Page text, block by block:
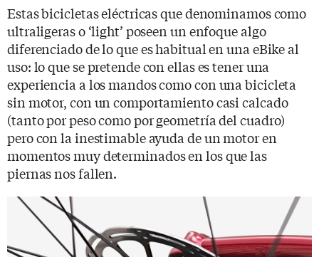
Estas bicicletas eléctricas que denominamos como
ultraligeras o ‘light’ poseen un enfoque algo
diferenciado de lo que es habitual en una eBike al
uso: lo que se pretende con ellas es tener una
experiencia a los mandos como con una bicicleta
sin motor, con un comportamiento casi calcado
(tanto por peso como por geometría del cuadro)
pero con la inestimable ayuda de un motor en
momentos muy determinados en los que las
piernas nos fallen.